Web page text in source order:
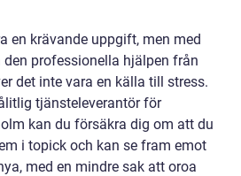
en krävande uppgift, men med
den professionella hjälpen från
det inte vara en källa till stress.
tjänsteleverantör för
kan du försäkra dig om att du
i topick och kan se fram emot
med en mindre sak att oroa